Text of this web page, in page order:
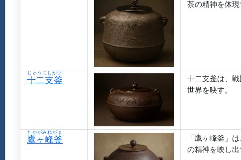
茶の精神を体現
十二支釜
じゅうにしがま
十二支釜は、
世界を映す。
鷹ヶ峰釜
たかがみねがま
「鷹ヶ峰釜」
の精神を映し出